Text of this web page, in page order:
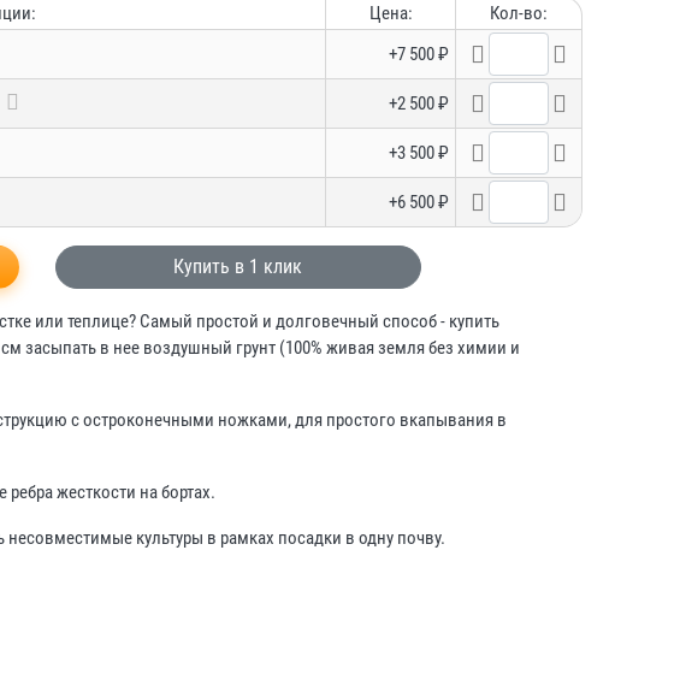
Цена:
Кол-во:
+7 500 ₽
+2 500 ₽
+3 500 ₽
+6 500 ₽
Купить в 1 клик
или теплице? Самый простой и долговечный способ - купить
засыпать в нее воздушный грунт (100% живая земля без химии и
с остроконечными ножками, для простого вкапывания в
жесткости на бортах.
культуры в рамках посадки в одну почву.